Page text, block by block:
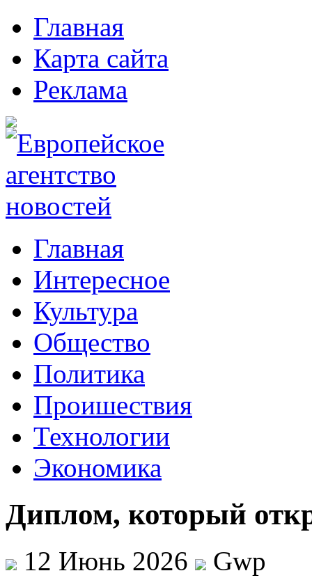
Главная
Карта сайта
Реклама
Главная
Интересное
Культура
Общество
Политика
Проишествия
Технологии
Экономика
Диплом, который
12 Июнь 2026
Gwp